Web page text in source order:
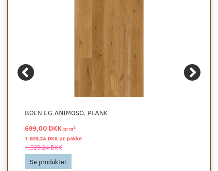
BOEN EG ANIMOSO, PLANK
699,00 DKK prm2
1.929,24 DKK pr pakke
1.929,24 DKK
Se produktet